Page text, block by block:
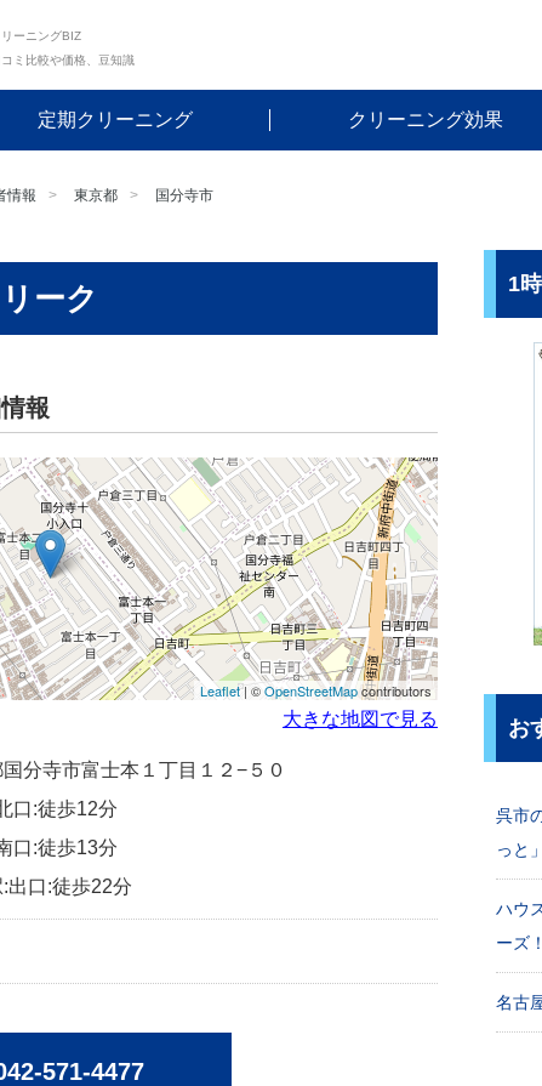
ーニングBIZ
ミ比較や価格、豆知識
定期クリーニング クリーニング効果
情報 東京都 国分寺市
ーク
報
Leaflet| ©OpenStreetMapcontributors
大きな地図で見る
分寺市富士本１丁目１２−５０
口:徒歩12分
口:徒歩13分
出口:徒歩22分
571-4477
1
お
呉市
っと」
ハウ
ーズ！
名古